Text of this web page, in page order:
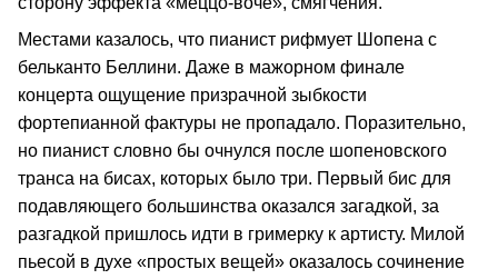
Местами казалось, что пианист рифмует Шопена с
бельканто Беллини. Даже в мажорном финале
концерта ощущение призрачной зыбкости
фортепианной фактуры не пропадало. Поразительно,
но пианист словно бы очнулся после шопеновского
транса на бисах, которых было три. Первый бис для
подавляющего большинства оказался загадкой, за
разгадкой пришлось идти в гримерку к артисту. Милой
пьесой в духе «простых вещей» оказалось сочинение